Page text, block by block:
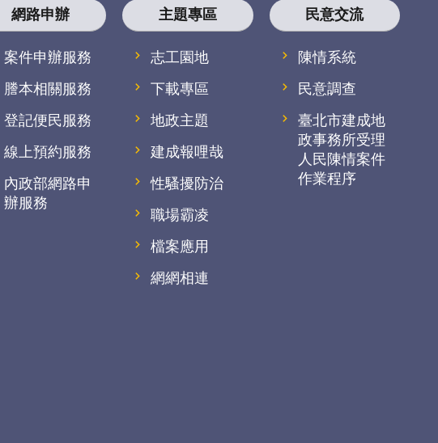
網路申辦
案件申辦服務
謄本相關服務
登記便民服務
線上預約服務
內政部網路申
辦服務
主題專區
志工園地
下載專區
地政主題
建成報哩哉
性騷擾防治
職場霸凌
檔案應用
網網相連
民意交流
陳情系統
民意調查
臺北市建成地
政事務所受理
人民陳情案件
作業程序